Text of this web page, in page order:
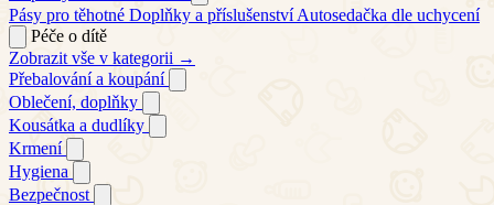
Pásy pro těhotné Doplňky a příslušenství Autosedačka dle uchycení
Péče o dítě
Zobrazit vše v kategorii →
Přebalování a koupání
Oblečení, doplňky
Kousátka a dudlíky
Krmení
Hygiena
Bezpečnost